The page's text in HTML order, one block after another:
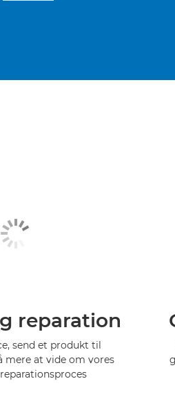
reparation
send et produkt til
mere at vide om vores